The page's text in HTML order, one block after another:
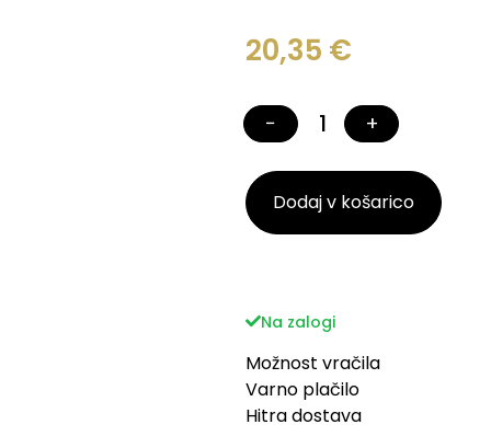
20,35 €
− +
Dodaj v košarico
Na zalogi
Možnost vračila
Varno plačilo
Hitra dostava